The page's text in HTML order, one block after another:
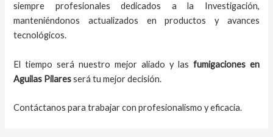
siempre profesionales dedicados a la Investigación,
manteniéndonos actualizados en productos y avances
tecnológicos.
El tiempo será nuestro mejor aliado y las fumigaciones en
Aguilas Pilaresserá tu mejor decisión.
Contáctanos para trabajar con profesionalismo y eficacia.